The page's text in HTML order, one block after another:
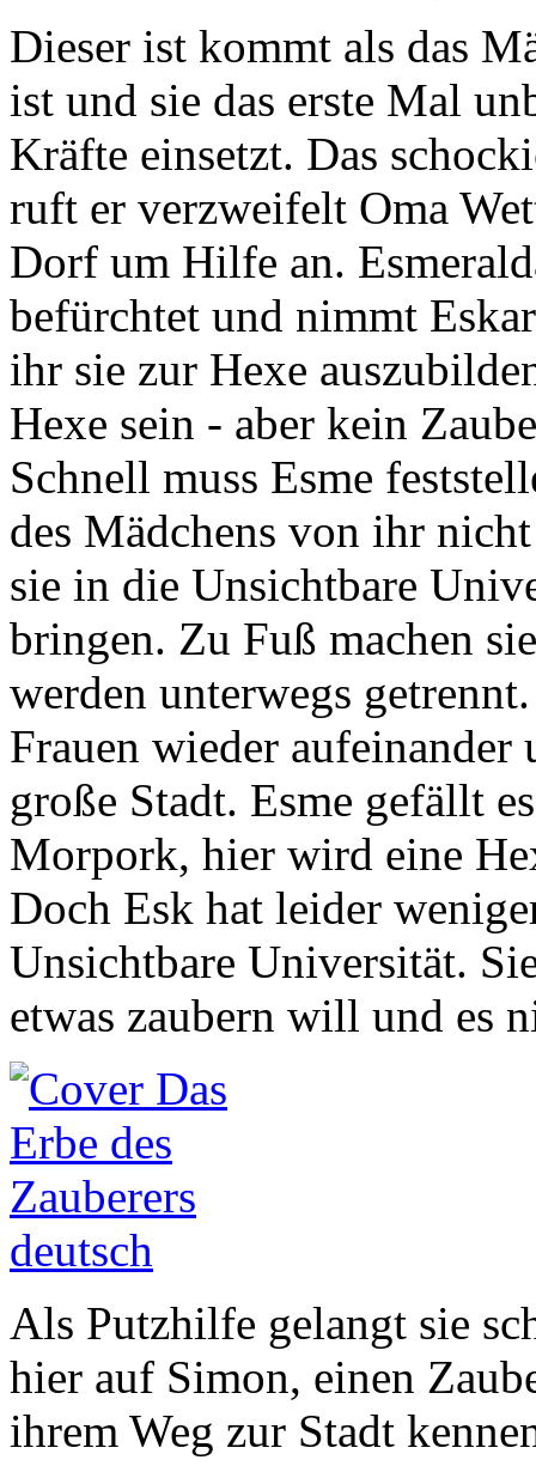
Dieser ist kommt als das
ist und sie das erste Mal
Kräfte einsetzt. Das
ruft er verzweifelt Oma
Dorf um Hilfe an.
befürchtet und nimmt
ihr sie zur Hexe
Hexe sein - aber kein
Schnell muss Esme
des Mädchens von ihr
sie in die Unsichtbare
bringen. Zu Fuß machen
werden unterwegs
Frauen wieder aufeinander
große Stadt. Esme gefällt
Morpork, hier wird eine
Doch Esk hat leider
Unsichtbare Universität.
etwas zaubern will und es
Als Putzhilfe gelangt sie
hier auf Simon, einen
ihrem Weg zur Stadt